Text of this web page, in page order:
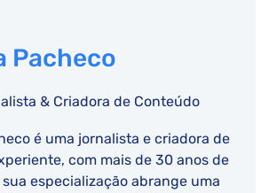
Pacheco
& Criadora de Conteúdo
é uma jornalista e criadora de
com mais de 30 anos de
especialização abrange uma